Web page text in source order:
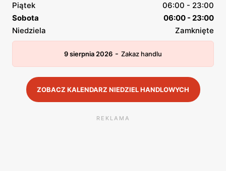
Piątek
06:00 - 23:00
Sobota
06:00 - 23:00
Niedziela
Zamknięte
9 sierpnia 2026 - Zakaz handlu
ZOBACZ KALENDARZ NIEDZIEL HANDLOWYCH
REKLAMA